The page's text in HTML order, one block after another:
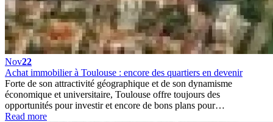
Nov22
Achat immobilier à Toulouse : encore des quartiers en devenir
Forte de son attractivité géographique et de son dynamisme
économique et universitaire, Toulouse offre toujours des
opportunités pour investir et encore de bons plans pour…
Read more